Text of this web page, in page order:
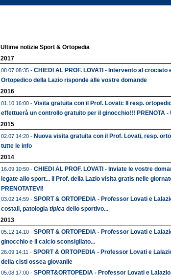
Ultime notizie Sport & Ortopedia
2017
08.07 08:35 - CHIEDI AL PROF. LOVATI - Intervento al
Ortopedico della Lazio risponde alle vostre domande
2016
01.10 16:00 - Visita gratuita con il Prof. Lovati: Il resp.
effettuerà un controllo gratuito per il ginocchio!!! PRENOTA -
2015
02.07 14:20 - Nuova visita gratuita con il Prof. Lovati, resp.
tutte le info
2014
16.09 10:50 - CHIEDI AL PROF. LOVATI - Inviate le vostre
legate allo sport... il Prof. della Lazio visita gratis nelle
PRENOTATEVI!
03.02 14:59 - SPORT & ORTOPEDIA - Professor Lovati e
costali, patologia tipica dello sportivo...
2013
05.12 14:10 - SPORT & ORTOPEDIA - Professor Lovati e
ginocchio e il calcio sconsigliato...
26.09 14:11 - SPORT & ORTOPEDIA - Professor Lovati e
della cisti ossea giovanile
05.08 17:00 - SPORT&ORTOPEDIA - Professor Lovati e